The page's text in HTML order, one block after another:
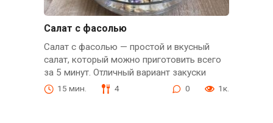
Салат с фасолью
Салат с фасолью — простой и вкусный
салат, который можно приготовить всего
за 5 минут. Отличный вариант закуски
15 мин. 4 0 1к.